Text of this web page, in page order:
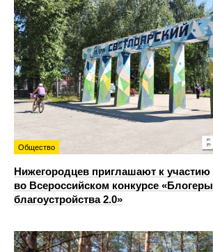
Общество
Нижегородцев приглашают к участию
во Всероссийском конкурсе «Блогеры
благоустройства 2.0»